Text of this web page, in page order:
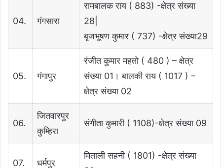
04. गंगसारा
रामबालक राय ( 883) -क्षेत्र संख्या
28|
बृजभूषण कुमार ( 737) -क्षेत्र संख्या29
05. गंगापुर
रंजीत कुमार महतो ( 480 ) – क्षेत्र
संख्या 01। बालकी राय ( 1017 ) –
क्षेत्र संख्या 02
06.
जितवारपुर
कुम्हिरा
संगीता कुमारी ( 1108)-क्षेत्र संख्या 09
07. धर्मपुर
मिताली सहनी ( 1801) -क्षेत्र संख्या